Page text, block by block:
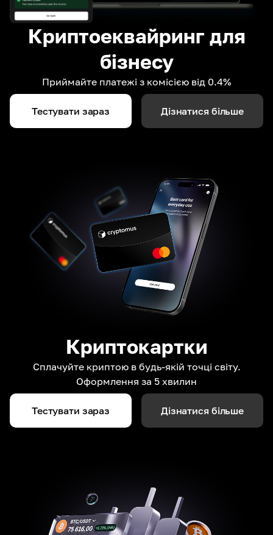
Криптоеквайринг для
бізнесу
Приймайте платежі з комісією від 0.4%
Тестувати зараз Дізнатися більше
Криптокартки
Сплачуйте криптою в будь-якій точці світу.
Оформлення за 5 хвилин
Тестувати зараз Дізнатися більше